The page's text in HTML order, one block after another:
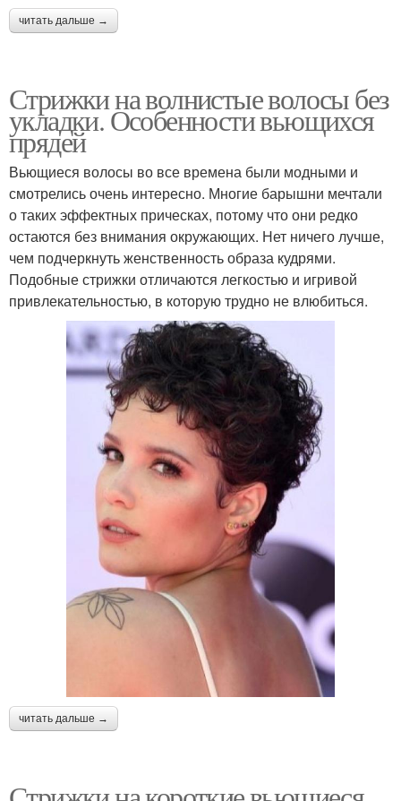
читать дальше →
Стрижки на волнистые волосы без
укладки. Особенности вьющихся
прядей
Вьющиеся волосы во все времена были модными и
смотрелись очень интересно. Многие барышни мечтали
о таких эффектных прическах, потому что они редко
остаются без внимания окружающих. Нет ничего лучше,
чем подчеркнуть женственность образа кудрями.
Подобные стрижки отличаются легкостью и игривой
привлекательностью, в которую трудно не влюбиться.
читать дальше →